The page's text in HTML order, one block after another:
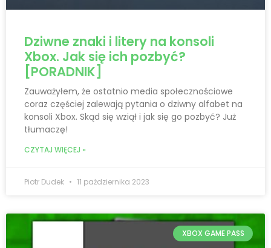
Dziwne znaki i litery na konsoli
Xbox. Jak się ich pozbyć?
[PORADNIK]
Zauważyłem, że ostatnio media społecznościowe
coraz częściej zalewają pytania o dziwny alfabet na
konsoli Xbox. Skąd się wziął i jak się go pozbyć? Już
tłumaczę!
CZYTAJ WIĘCEJ »
Piotr Dudek 11 października 2023
XBOX GAME PASS